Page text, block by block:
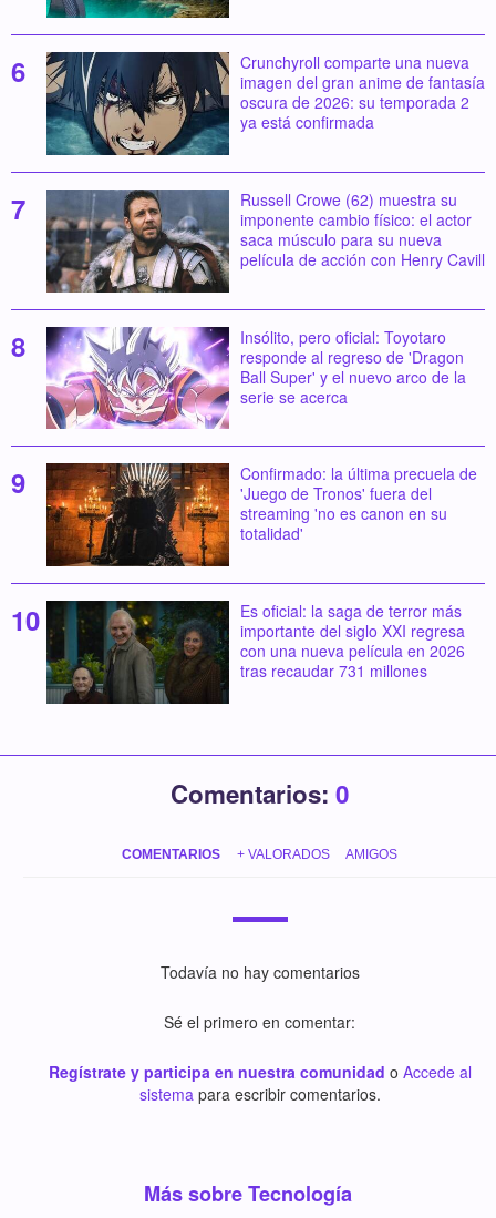
Crunchyroll comparte una nueva
imagen del gran anime de fantasía
oscura de 2026: su temporada 2
ya está confirmada
Russell Crowe (62) muestra su
imponente cambio físico: el actor
saca músculo para su nueva
película de acción con Henry Cavill
Insólito, pero oficial: Toyotaro
responde al regreso de 'Dragon
Ball Super' y el nuevo arco de la
serie se acerca
Confirmado: la última precuela de
'Juego de Tronos' fuera del
streaming 'no es canon en su
totalidad'
Es oficial: la saga de terror más
importante del siglo XXI regresa
con una nueva película en 2026
tras recaudar 731 millones
Comentarios: 0
COMENTARIOS + VALORADOS AMIGOS
Todavía no hay comentarios
Sé el primero en comentar:
Regístrate y participa en nuestra comunidad o Accede al
sistemapara escribir comentarios.
Más sobre Tecnología